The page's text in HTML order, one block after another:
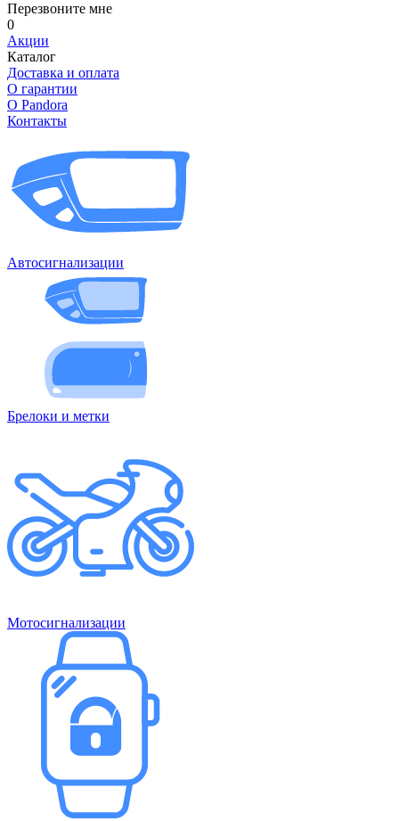
Перезвоните мне
0
Акции
Каталог
Доставка и оплата
О гарантии
О Pandora
Контакты
Автосигнализации
Брелоки и метки
Мотосигнализации